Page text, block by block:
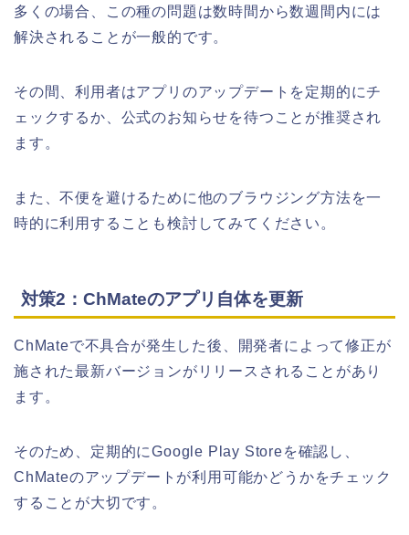
多くの場合、この種の問題は数時間から数週間内には
解決されることが一般的です。
その間、利用者はアプリのアップデートを定期的にチ
ェックするか、公式のお知らせを待つことが推奨され
ます。
また、不便を避けるために他のブラウジング方法を一
時的に利用することも検討してみてください。
対策2：ChMateのアプリ自体を更新
ChMateで不具合が発生した後、開発者によって修正が
施された最新バージョンがリリースされることがあり
ます。
そのため、定期的にGoogle Play Storeを確認し、
ChMateのアップデートが利用可能かどうかをチェック
することが大切です。